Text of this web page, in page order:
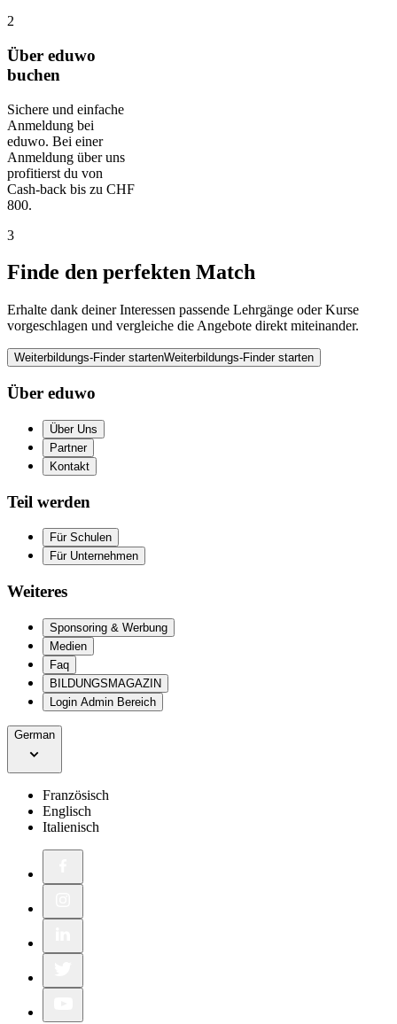
2
Über eduwo
buchen
Sichere und einfache
Anmeldung bei
eduwo. Bei einer
Anmeldung über uns
profitierst du von
Cash-back bis zu CHF
800.
3
Finde den perfekten Match
Erhalte dank deiner Interessen passende Lehrgänge oder Kurse
vorgeschlagen und vergleiche die Angebote direkt miteinander.
Weiterbildungs-Finder startenWeiterbildungs-Finder starten
Über eduwo
Über Uns
Partner
Kontakt
Teil werden
Für Schulen
Für Unternehmen
Weiteres
Sponsoring & Werbung
Medien
Faq
BILDUNGSMAGAZIN
Login Admin Bereich
German
Französisch
Englisch
Italienisch